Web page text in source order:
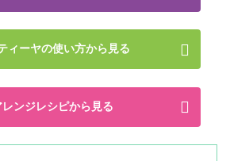
ィーヤの使い方から見る
レンジレシピから見る